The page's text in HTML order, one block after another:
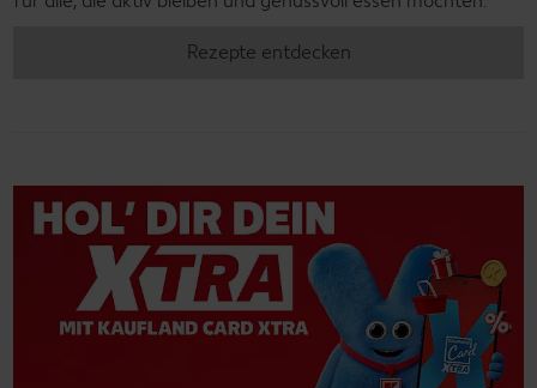
Rezepte entdecken